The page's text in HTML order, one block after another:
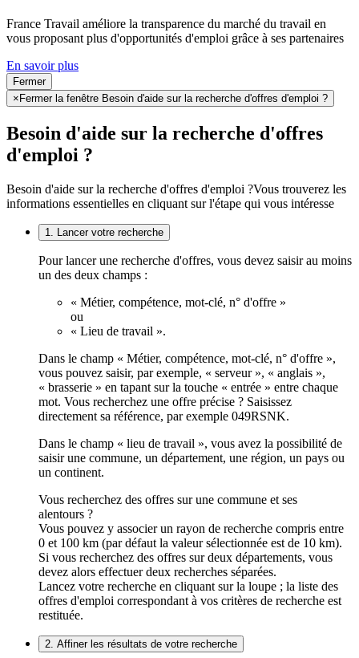
France Travail améliore la transparence du marché du travail en
vous proposant plus d'opportunités d'emploi grâce à ses partenaires
En savoir plus
Fermer
× Fermer la fenêtre Besoin d'aide sur la recherche d'offres d'emploi ?
Besoin d'aide sur la recherche d'offres
d'emploi ?
Besoin d'aide sur la recherche d'offres d'emploi ?Vous trouverez les
informations essentielles en cliquant sur l'étape qui vous intéresse
1. Lancer votre recherche
Pour lancer une recherche d'offres, vous devez saisir au moins
un des deux champs :
« Métier, compétence, mot-clé, n° d'offre »
ou
« Lieu de travail ».
Dans le champ « Métier, compétence, mot-clé, n° d'offre »,
vous pouvez saisir, par exemple, « serveur », « anglais »,
« brasserie » en tapant sur la touche « entrée » entre chaque
mot. Vous recherchez une offre précise ? Saisissez
directement sa référence, par exemple 049RSNK.
Dans le champ « lieu de travail », vous avez la possibilité de
saisir une commune, un département, une région, un pays ou
un continent.
Vous recherchez des offres sur une commune et ses
alentours ?
Vous pouvez y associer un rayon de recherche compris entre
0 et 100 km (par défaut la valeur sélectionnée est de 10 km).
Si vous recherchez des offres sur deux départements, vous
devez alors effectuer deux recherches séparées.
Lancez votre recherche en cliquant sur la loupe ; la liste des
offres d'emploi correspondant à vos critères de recherche est
restituée.
2. Affiner les résultats de votre recherche